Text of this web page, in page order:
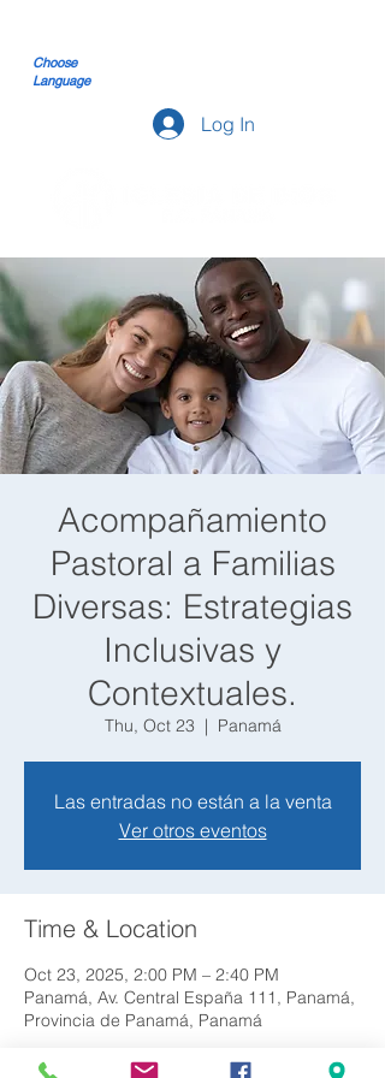
Choose
Language
Log In
Acompañamiento
Pastoral a Familias
Diversas: Estrategias
Inclusivas y
Contextuales.
Thu, Oct 23
  |
Panamá
Las entradas no están a la venta
Ver otros eventos
Time & Location
Oct 23, 2025, 2:00 PM – 2:40 PM
Panamá, Av. Central España 111, Panamá,
Provincia de Panamá, Panamá